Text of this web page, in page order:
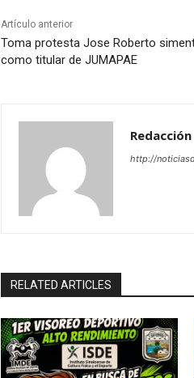
Artículo anterior
Toma protesta Jose Roberto
como titular de JUMAPAE
Redacción
http://
RELATED ARTICLES